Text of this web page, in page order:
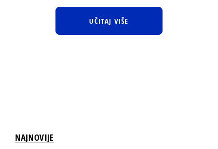
UČITAJ VIŠE
NAJNOVIJE